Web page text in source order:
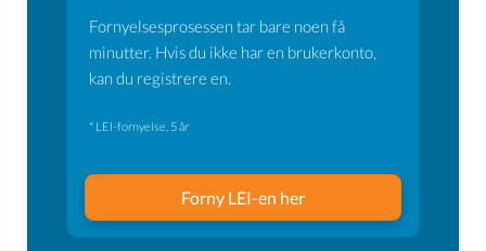
Fornyelsesprosessen tar bare noen få
minutter. Hvis du ikke har en brukerkonto,
kan du registrere en.
* LEI-fornyelse, 5 år
Forny LEI-en her